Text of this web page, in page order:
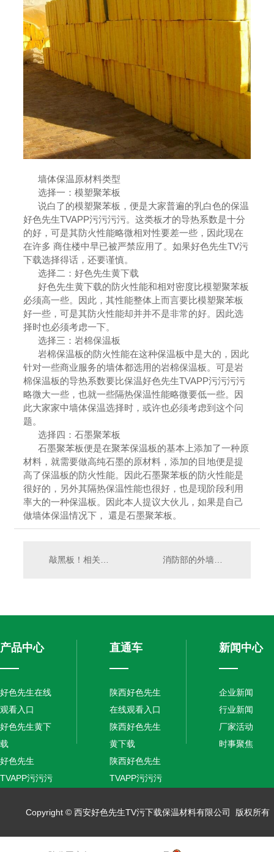
墙体保温原材料类型
选择一：模塑聚苯板
说白了的模塑聚苯板，便是大家普遍的乳白色的保温
好色先生TVAPP污污污污。这类板才的导热系数是十分
的好，可是其防火性能略微相对性要差一些，因此现在
在许多 商住楼中早已被严禁应用了。如果好色先生TV污
下载选择得话，还要谨慎。
选择二：好色先生黄下载
好色先生黄下载的防火性能和相对密度比模塑聚苯板
必须高一些。因此，其性能整体上而言要比模塑聚苯板
好一些，可是其防火性能却并并不是非常的好。因此选
择时也必须考虑一下。
选择三：岩棉保温板
岩棉保温板的防火性能在这种保温板中是大的，因此
针对一些商业服务的墙体都选用的岩棉保温板。可是岩
棉保温板的导热系数要比保温好色先生TVAPP污污污污
略微大一些，也就一些隔热保温性能略微要低一些。因
此大家家中墙体保温选择时，或许也必须考虑到这个问
题。
选择四：石墨聚苯板
石墨聚苯板便是在聚苯保温板的基本上添加了一种原
材料，就需要做高纯石墨的原材料，添加的目地便是提
高了保温板的防火性能。因此石墨聚苯板的防火性能是
很好的，另外其隔热保温性能也很好，也是现阶段利用
率大的一种保温板。因此本人提议大伙儿，如果是自己
做墙体保温情况下， 還是石墨聚苯板。
消防部的外墙保温材料的防火措施!
产品中心
好色先生在线
观看入口
好色先生黄下
载
好色先生
TVAPP污污污
保温砂浆
直通车
陕西好色先生
在线观看入口
陕西好色先生
黄下载
陕西好色先生
TVAPP污污污
新闻中心
企业新闻
行业新闻
厂家活动
时事聚焦
Copyright © 西安好色先生TV污下载保温材料有限公司 版权所有